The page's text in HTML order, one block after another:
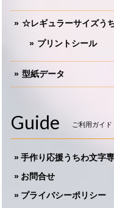
☆レギュラーサイズう
プリントシール
型紙データ
Guide ご利用ガイド
手作り応援うちわ文
お問合せ
プライバシーポリシー